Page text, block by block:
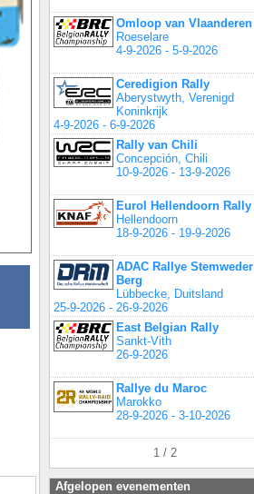
Omloop van Vlaanderen
Roeselare
4-9-2026 - 5-9-2026
Ceredigion Rally
Aberystwyth, Verenigd
Koninkrijk
4-9-2026 - 6-9-2026
Rally van Chili
Concepción, Chili
10-9-2026 - 13-9-2026
Eurol Hellendoorn Rally
Hellendoorn
18-9-2026 - 19-9-2026
ADAC Rallye Stemweder
Berg
Lübbecke, Duitsland
25-9-2026 - 26-9-2026
East Belgian Rally
Sankt-Vith
26-9-2026
Rallye du Maroc
Marokko
28-9-2026 - 3-10-2026
1 / 2
Afgelopen evenementen